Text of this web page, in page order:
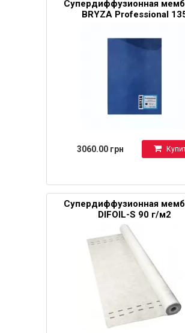
Супердиффузионная
BRYZA Professional
3060.00 грн
Супердиффузионная
DIFOIL-S 90 г/м2